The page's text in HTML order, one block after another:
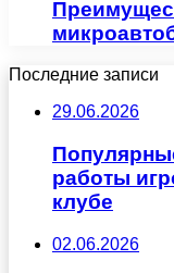
Последние записи
29.06.2026
работы
клубе
02.06.2026